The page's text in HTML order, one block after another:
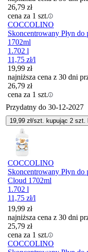
26,79 zł
cena za 1 szt.
COCCOLINO
Skoncentrowany Płyn
1702ml
1.702 l
11,75 zł/l
19,99 zł
najniższa cena z 30 dni
26,79 zł
cena za 1 szt.
Przydatny do 30-12-2027
19,99 zł/szt. kupując 2 szt.
COCCOLINO
Skoncentrowany Płyn do
Cloud 1702ml
1.702 l
11,75 zł/l
19,99 zł
najniższa cena z 30 dni
25,79 zł
cena za 1 szt.
COCCOLINO